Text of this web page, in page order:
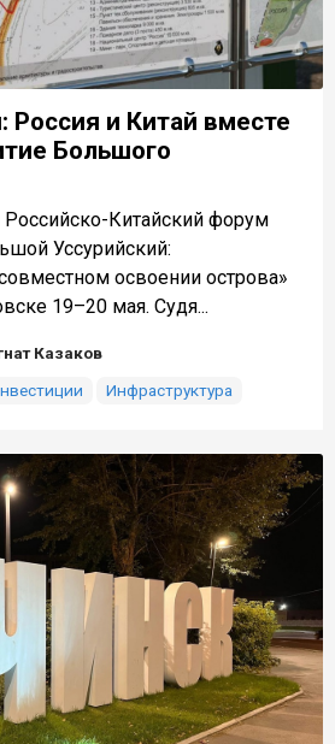
Россия и Китай вместе
Большого
Китайский форум
Уссурийский:
освоении острова»
19–20 мая. Судя...
Казаков
Инфраструктура